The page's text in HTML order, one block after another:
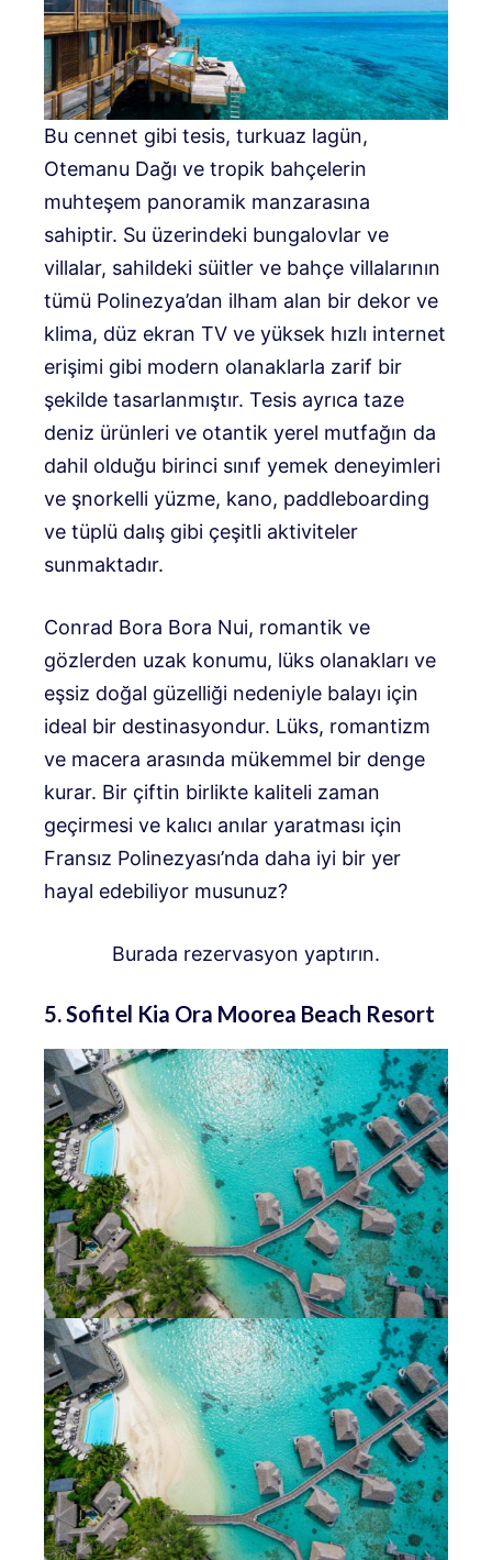
Bu cennet gibi tesis, turkuaz lagün,
Otemanu Dağı ve tropik bahçelerin
muhteşem panoramik manzarasına
sahiptir. Su üzerindeki bungalovlar ve
villalar, sahildeki süitler ve bahçe villalarının
tümü Polinezya’dan ilham alan bir dekor ve
klima, düz ekran TV ve yüksek hızlı internet
erişimi gibi modern olanaklarla zarif bir
şekilde tasarlanmıştır. Tesis ayrıca taze
deniz ürünleri ve otantik yerel mutfağın da
dahil olduğu birinci sınıf yemek deneyimleri
ve şnorkelli yüzme, kano, paddleboarding
ve tüplü dalış gibi çeşitli aktiviteler
sunmaktadır.
Conrad Bora Bora Nui, romantik ve
gözlerden uzak konumu, lüks olanakları ve
eşsiz doğal güzelliği nedeniyle balayı için
ideal bir destinasyondur. Lüks, romantizm
ve macera arasında mükemmel bir denge
kurar. Bir çiftin birlikte kaliteli zaman
geçirmesi ve kalıcı anılar yaratması için
Fransız Polinezyası’nda daha iyi bir yer
hayal edebiliyor musunuz?
Burada rezervasyon yaptırın.
5. Sofitel Kia Ora Moorea Beach Resort